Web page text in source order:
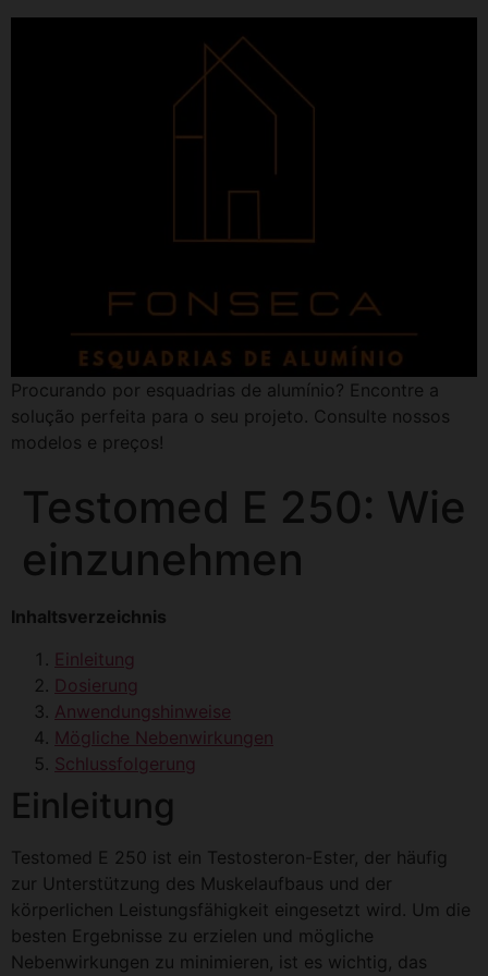
Procurando por esquadrias de alumínio? Encontre a
solução perfeita para o seu projeto. Consulte nossos
modelos e preços!
Testomed E 250: Wie
einzunehmen
Inhaltsverzeichnis
Einleitung
Dosierung
Anwendungshinweise
Mögliche Nebenwirkungen
Schlussfolgerung
Einleitung
Testomed E 250 ist ein Testosteron-Ester, der häufig
zur Unterstützung des Muskelaufbaus und der
körperlichen Leistungsfähigkeit eingesetzt wird. Um die
besten Ergebnisse zu erzielen und mögliche
Nebenwirkungen zu minimieren, ist es wichtig, das